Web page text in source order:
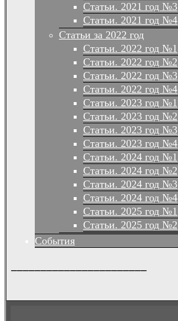
Статьи. 2021 год №3
Статьи. 2021 год №4
Статьи за 2022 год
Статьи. 2022 год №1
Статьи. 2022 год №2
Статьи. 2022 год №3
Статьи. 2022 год №4
Статьи. 2023 год №1
Статьи. 2023 год №2
Статьи. 2023 год №3
Статьи. 2023 год №4
Статьи. 2024 год №1
Статьи. 2024 год №2
Статьи. 2024 год №3
Статьи. 2024 год №4
Статьи. 2025 год №1
Статьи. 2025 год №2
События